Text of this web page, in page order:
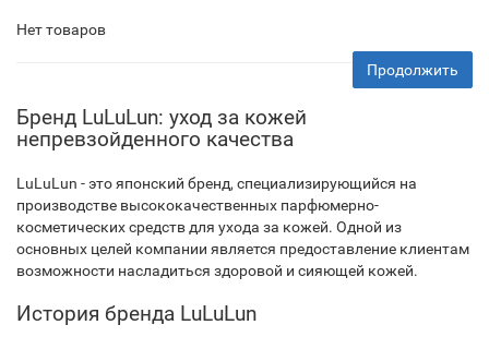
Нет товаров
Продолжить
Бренд LuLuLun: уход за кожей
непревзойденного качества
LuLuLun - это японский бренд, специализирующийся на
производстве высококачественных парфюмерно-
косметических средств для ухода за кожей. Одной из
основных целей компании является предоставление клиентам
возможности насладиться здоровой и сияющей кожей.
История бренда LuLuLun